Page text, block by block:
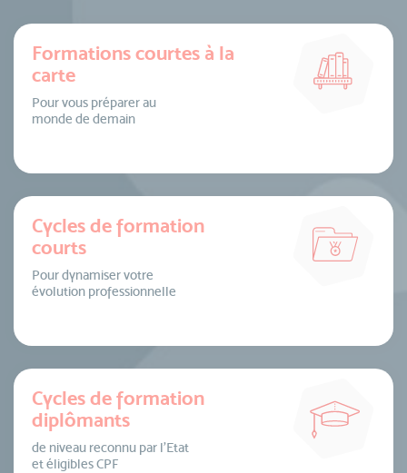
Formations courtes à la
carte
Pour vous préparer au
monde de demain
Cycles de formation
courts
Pour dynamiser votre
évolution professionnelle
Cycles de formation
diplômants
de niveau reconnu par l’Etat
et éligibles CPF